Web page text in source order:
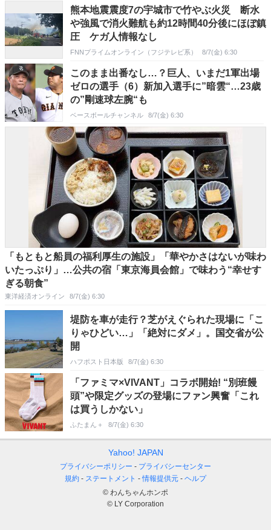
熊本地震震度7の宇城市で竹やぶ火災 断水
や強風で消火難航も約12時間40分後にほぼ鎮
圧 ケガ人情報なし
FNNプライムオンライン（フジテレビ系） 8/7(金) 6:30
このまま出番なし…？巨人、いまだ1軍出場
ゼロの選手（6）新加入選手に”暗雲“…23歳
の”剛速球左腕“も
ベースボールチャンネル 8/7(金) 6:30
「もともと船員の福利厚生の施設」「華やかさはないが味わ
いたっぷり」…公共の宿「東京海員会館」で味わう“幸せす
ぎる朝食”
東洋経済オンライン 8/7(金) 6:30
堤防を車が走行？芝がえぐられた現場に「こ
りゃひどい…」「絶対にダメ」。国交省が公
開
ハフポスト日本版 8/7(金) 6:30
「ファミマ×VIVANT」コラボ開始! “別班饅
頭”や限定グッズの登場にファン興奮「これ
は買うしかない」
ふたまん＋ 8/7(金) 6:30
Yahoo! JAPAN
プライバシーポリシー
プライバシーセンター
規約
ステートメント 情報提供元
ヘルプ
© わんちゃんホンポ
© LY Corporation